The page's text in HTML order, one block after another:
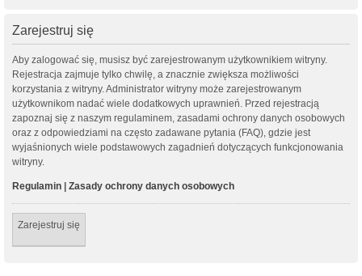
Zarejestruj się
Aby zalogować się, musisz być zarejestrowanym użytkownikiem witryny.
Rejestracja zajmuje tylko chwilę, a znacznie zwiększa możliwości
korzystania z witryny. Administrator witryny może zarejestrowanym
użytkownikom nadać wiele dodatkowych uprawnień. Przed rejestracją
zapoznaj się z naszym regulaminem, zasadami ochrony danych osobowych
oraz z odpowiedziami na często zadawane pytania (FAQ), gdzie jest
wyjaśnionych wiele podstawowych zagadnień dotyczących funkcjonowania
witryny.
Regulamin | Zasady ochrony danych osobowych
Zarejestruj się